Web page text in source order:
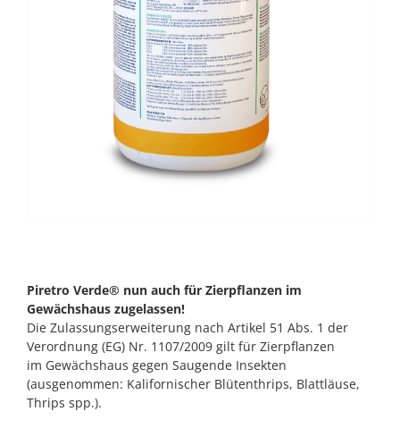
Piretro Verde® nun auch für Zierpflanzen im
Gewächshaus zugelassen!
Die Zulassungserweiterung nach Artikel 51 Abs. 1 der
Verordnung (EG) Nr. 1107/2009 gilt für Zierpflanzen
im Gewächshaus gegen Saugende Insekten
(ausgenommen: Kalifornischer Blütenthrips, Blattläuse,
Thrips spp.).